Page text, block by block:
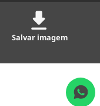
Salvar imagem